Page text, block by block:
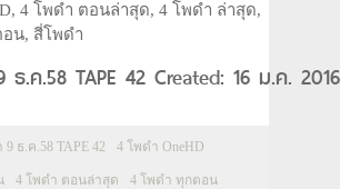
4 โพดำ ตอนล่าสุด, 4 โพดำ ล่าสุด,
น, สี่โพดำ
.ค.58 TAPE 42 Created: 16 ม.ค. 2016
9 ธ.ค.58 TAPE 42 4 โพดำ OneHD
4 โพดำ ตอนล่าสุด 4 โพดำ ทุกตอน